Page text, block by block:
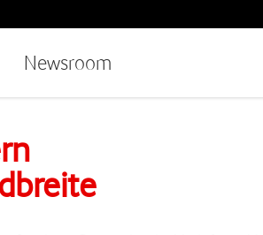
Newsroom